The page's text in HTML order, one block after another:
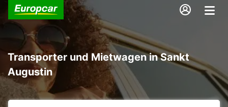
Transporter und Mietwagen in Sankt
Augustin